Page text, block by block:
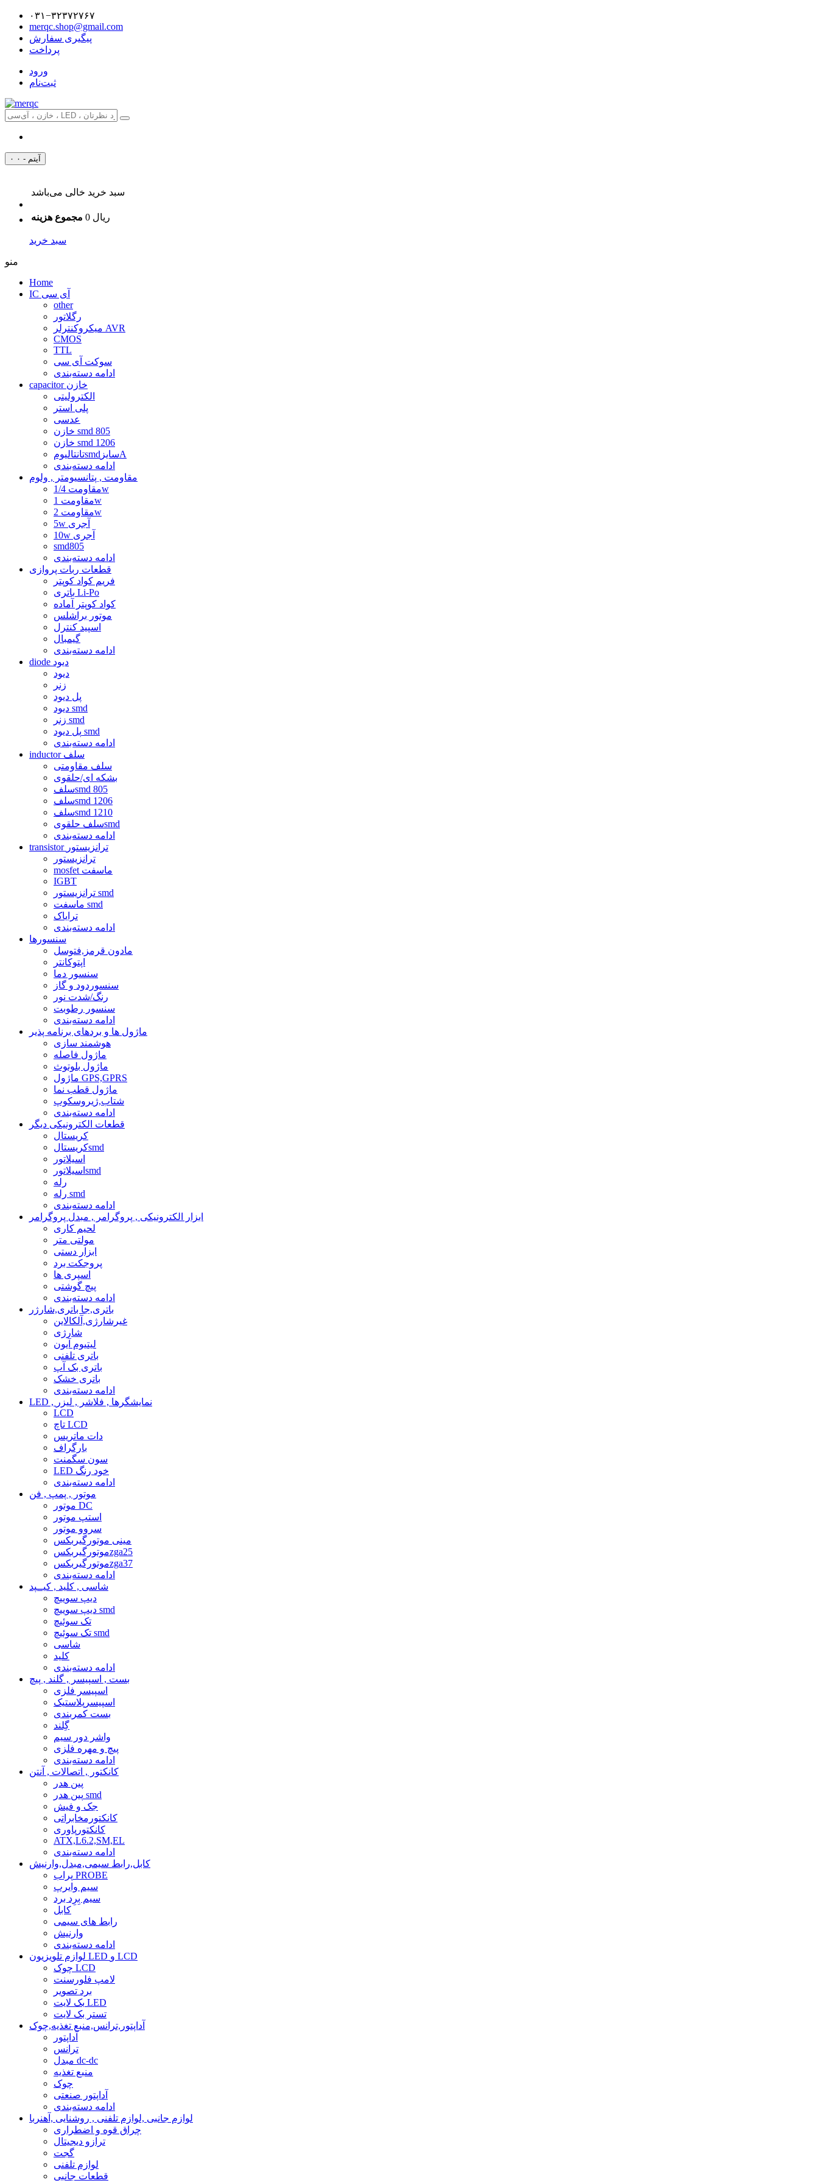
۰۳۱−۳۲۳۷۲۷۶۷
merqc.shop@gmail.com
پیگیری سفارش
پرداخت
ورود
ثبت‌نام
۰ آیتم - ۰
سبد خرید خالی می‌باشد
مجموع هزینه 0 ریال
سبد خرید
منو
Home
IC آی سی
other
رگلاتور
میکروکنترلر AVR
CMOS
TTL
سوکت آی سی
ادامه دسته‌بندی
capacitor خازن
الکترولیتی
پلی استر
عدسی
خازن smd 805
خازن smd 1206
تانتالیومsmdسایزA
ادامه دسته‌بندی
مقاومت , پتانسیومتر , ولوم
مقاومت 1/4w
مقاومت 1w
مقاومت 2w
5w آجری
10w آجری
smd805
ادامه دسته‌بندی
قطعات ربات پروازی
فریم کواد کوپتر
باتری Li-Po
کواد کوپتر آماده
موتور براشلس
اسپید کنترل
گیمبال
ادامه دسته‌بندی
diode دیود
دیود
زنر
پل دیود
دیود smd
زنر smd
پل دیود smd
ادامه دسته‌بندی
inductor سلف
سلف مقاومتی
بشکه ای/حلقوی
سلفsmd 805
سلفsmd 1206
سلفsmd 1210
سلف حلقویsmd
ادامه دسته‌بندی
transistor ترانزیستور
ترانزیستور
mosfet ماسفت
IGBT
ترانزیستور smd
ماسفت smd
ترایاک
ادامه دسته‌بندی
سنسورها
مادون قرمز,فتوسل
اپتوکانتر
سنسور دما
سنسوردود و گاز
رنگ/شدت نور
سنسور رطوبت
ادامه دسته‌بندی
ماژول ها و بردهای برنامه پذیر
هوشمند سازی
ماژول فاصله
ماژول بلوتوث
ماژول GPS,GPRS
ماژول قطب نما
شتاب,ژیروسکوپ
ادامه دسته‌بندی
قطعات الکترونیکی دیگر
کریستال
کریستالsmd
اسیلاتور
اسیلاتورsmd
رله
رله smd
ادامه دسته‌بندی
ابزار الکترونیکی , پروگرامر , مبدل پروگرامر
لحیم کاری
مولتی متر
ابزار دستی
پروجکت برد
اسپری ها
پیچ گوشتی
ادامه دسته‌بندی
باتری,جا باتری,شارژر
غیرشارژی,آلکالاین
شارژی
لیتیوم آیون
باتری تلفنی
باتری بک آپ
باتری خشک
ادامه دسته‌بندی
LED , نمایشگرها , فلاشر , لیزر
LCD
تاچ LCD
دات ماتریس
بارگراف
سون سگمنت
LED خود رنگ
ادامه دسته‌بندی
موتور , پمپ , فن
موتور DC
استپ موتور
سروو موتور
مینی موتورگیربکس
موتورگیربکسzga25
موتورگیربکسzga37
ادامه دسته‌بندی
شاسی , کلید , کیــپد
دیپ سوییچ
دیپ سوییچ smd
تک سوئیچ
تک سوئیچ smd
شاسی
کلید
ادامه دسته‌بندی
بست , اسپیسر , گلند , پیچ
اسپیسر فلزی
اسپیسرپلاستیک
بست کمربندی
گِلند
واشر دور سیم
پیچ و مهره فلزی
ادامه دسته‌بندی
کانکتور , اتصالات , آنتن
پین هدر
پین هدر smd
جک و فیش
کانکتورمخابراتی
کانکتورپاوری
ATX,L6.2,SM,EL
ادامه دسته‌بندی
کابل,رابط سیمی,مبدل,وارنیش
پراب PROBE
سیم وایرپ
سیم بِرِد برد
کابل
رابط های سیمی
وارنیش
ادامه دسته‌بندی
لوازم تلویزیون LED و LCD
چوک LCD
لامپ فلورسنت
برد تصویر
بک لایت LED
تستر بک لایت
آداپتور,ترانس,منبع تغذیه,چوک
آداپتور
ترانس
مبدل dc-dc
منبع تغذیه
چوک
آداپتور صنعتی
ادامه دسته‌بندی
لوازم جانبی ,لوازم تلفنی , روشنایی ,آهنربا
چراق قوه و اضطراری
ترازو دیجیتال
گجت
لوازم تلفنی
قطعات جانبی